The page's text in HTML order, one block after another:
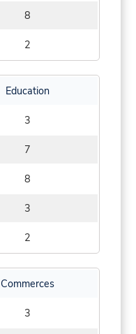
8
2
Education
3
7
8
3
2
Commerces
3